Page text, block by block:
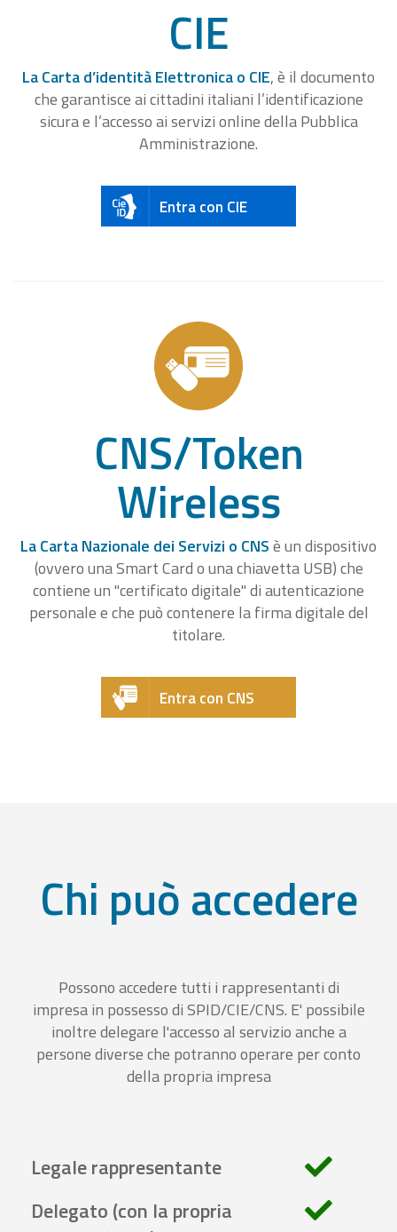
CIE
La Carta d’identità Elettronica o CIE, è il documento
che garantisce ai cittadini italiani l’identificazione
sicura e l’accesso ai servizi online della Pubblica
Amministrazione.
Entra con CIE
CNS/Token
Wireless
La Carta Nazionale dei Servizi o CNSè un dispositivo
(ovvero una Smart Card o una chiavetta USB) che
contiene un "certificato digitale" di autenticazione
personale e che può contenere la firma digitale del
titolare.
Entra con CNS
Chi può accedere
Possono accedere tutti i rappresentanti di
impresa in possesso di SPID/CIE/CNS. E' possibile
inoltre delegare l'accesso al servizio anche a
persone diverse che potranno operare per conto
della propria impresa
Legale rappresentante
Delegato (con la propria